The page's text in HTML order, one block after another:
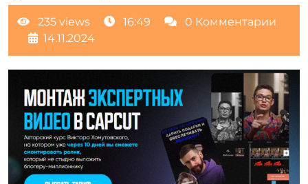
235 views 16:49
0 Комментарии
14.11.2024